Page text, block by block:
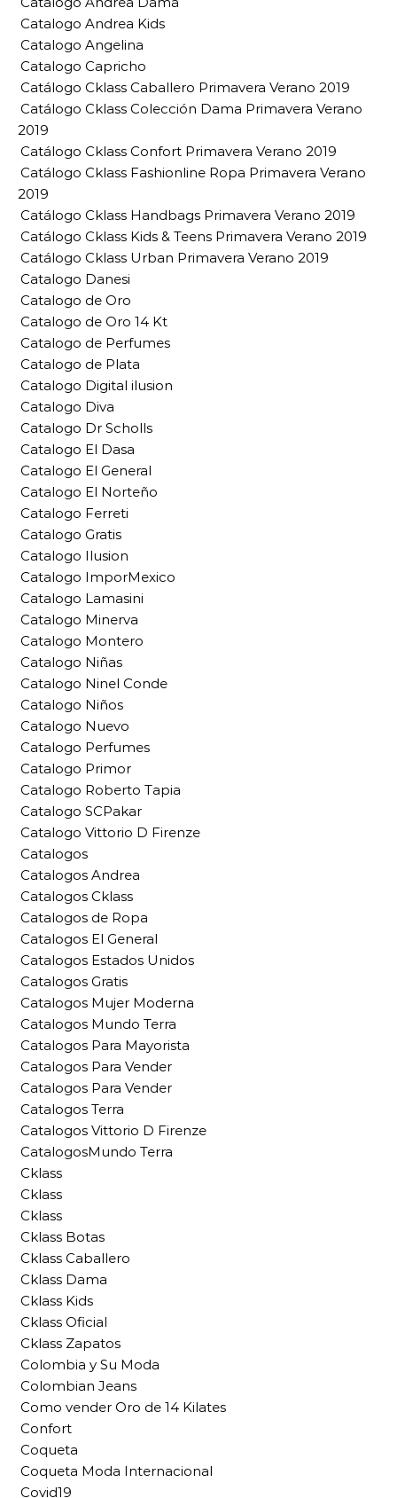
Catalogo Andrea Kids
Catalogo Angelina
Catalogo Capricho
Catálogo Cklass Caballero Primavera Verano 2019
Catálogo Cklass Colección Dama Primavera Verano
2019
Catálogo Cklass Confort Primavera Verano 2019
Catálogo Cklass Fashionline Ropa Primavera Verano
2019
Catálogo Cklass Handbags Primavera Verano 2019
Catálogo Cklass Kids & Teens Primavera Verano 2019
Catálogo Cklass Urban Primavera Verano 2019
Catalogo Danesi
Catalogo de Oro
Catalogo de Oro 14 Kt
Catalogo de Perfumes
Catalogo de Plata
Catalogo Digital ilusion
Catalogo Diva
Catalogo Dr Scholls
Catalogo El Dasa
Catalogo El General
Catalogo El Norteño
Catalogo Ferreti
Catalogo Gratis
Catalogo Ilusion
Catalogo ImporMexico
Catalogo Lamasini
Catalogo Minerva
Catalogo Montero
Catalogo Niñas
Catalogo Ninel Conde
Catalogo Niños
Catalogo Nuevo
Catalogo Perfumes
Catalogo Primor
Catalogo Roberto Tapia
Catalogo SCPakar
Catalogo Vittorio D Firenze
Catalogos
Catalogos Andrea
Catalogos Cklass
Catalogos de Ropa
Catalogos El General
Catalogos Estados Unidos
Catalogos Gratis
Catalogos Mujer Moderna
Catalogos Mundo Terra
Catalogos Para Mayorista
Catalogos Para Vender
Catalogos Para Vender
Catalogos Terra
Catalogos Vittorio D Firenze
CatalogosMundo Terra
Cklass
Cklass
Cklass
Cklass Botas
Cklass Caballero
Cklass Dama
Cklass Kids
Cklass Oficial
Cklass Zapatos
Colombia y Su Moda
Colombian Jeans
Como vender Oro de 14 Kilates
Confort
Coqueta
Coqueta Moda Internacional
Covid19